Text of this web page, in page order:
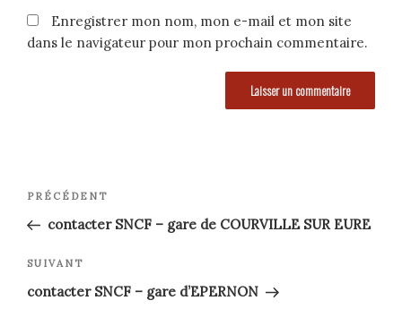
Enregistrer mon nom, mon e-mail et mon site
dans le navigateur pour mon prochain commentaire.
Navigation
de
l’article
Article
précédent
PRÉCÉDENT
contacter SNCF – gare de COURVILLE SUR EURE
Article
suivant
SUIVANT
contacter SNCF – gare d’EPERNON